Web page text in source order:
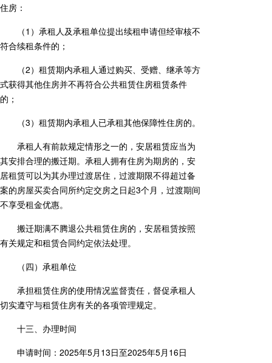
住房：
（1）承租人及承租单位提出续租申请但经审核不
符合续租条件的；
（2）租赁期内承租人通过购买、受赠、继承等方
式获得其他住房并不再符合公共租赁住房租赁条件
的；
（3）租赁期内承租人已承租其他保障性住房的。
承租人有前款规定情形之一的，安居租赁应当为
其安排合理的搬迁期。承租人拥有住房为期房的，安
居租赁可以为其办理过渡居住，过渡期限不得超过备
案的房屋买卖合同所约定交房之日起3个月，过渡期间
不享受租金优惠。
搬迁期满不腾退公共租赁住房的，安居租赁按照
有关规定和租赁合同约定依法处理。
（四）承租单位
承担租赁住房的使用情况监督责任，督促承租人
切实遵守与租赁住房有关的各项管理规定。
十三、办理时间
申请时间：2025年5月13日至2025年5月16日